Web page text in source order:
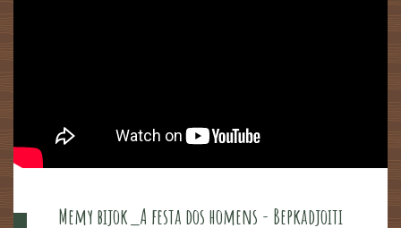
Memy bijok_A festa dos homens - Bepkadjoiti